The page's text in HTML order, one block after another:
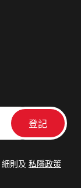
細則及 私隱政策